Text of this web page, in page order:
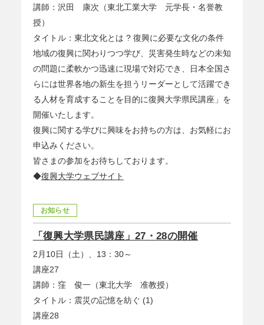
講師：沢田 康次（東北工業大学 元学長・名誉教
授）
タイトル：東北文化とは ? 復興に必要な文化の条件
地域の復興に関わりつつ学び、災害発生時などの未知
の問題に柔軟かつ迅速に現場で対応でき、日本全国さ
らには世界各地の新生を担うリーダーとして活躍でき
る人材を育成することを目的に復興大学県民講座」を
開催いたします。
復興に関する学びに興味をお持ちの方は、お気軽にお
申込みください。
皆さまの参加をお待ちしております。
◆復興大学ウェブサイト
お知らせ
「復興大学県民講座」27・28の開催
2月10日（土）、13：30～
講座27
講師：窪 俊一（東北大学 准教授）
タイトル：震災の記憶を紡ぐ (1)
講座28